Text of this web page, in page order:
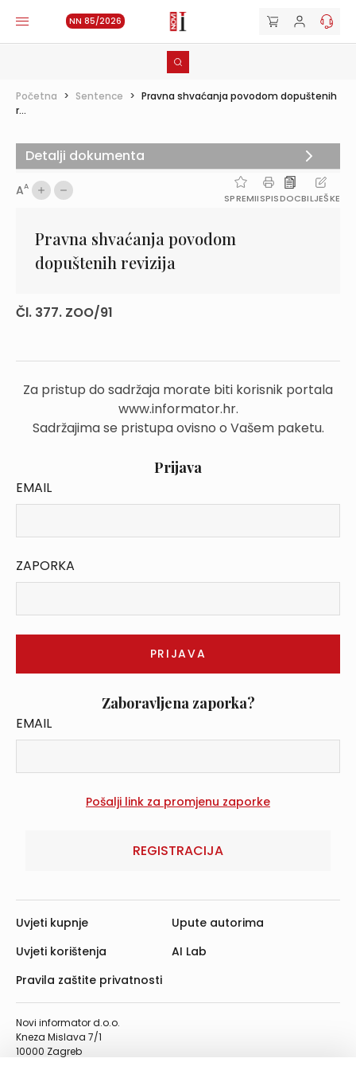
NN 85/2026
Početna > Sentence > Pravna shvaćanja povodom dopuštenih
r...
AA
SPREMIISPISDOCBILJEŠKE
Pravna shvaćanja povodom
dopuštenih revizija
Čl. 377. ZOO/91
Za pristup do sadržaja morate biti korisnik portala
www.informator.hr.
Sadržajima se pristupa ovisno o Vašem paketu.
Prijava
EMAIL
ZAPORKA
Zaboravljena zaporka?
EMAIL
REGISTRACIJA
Detalji dokumenta
Novi informator d.o.o.
Kneza Mislava 7/1
10000 Zagreb
Uvjeti kupnje
Uvjeti korištenja
Pravila zaštite privatnosti
Upute autorima
AI Lab